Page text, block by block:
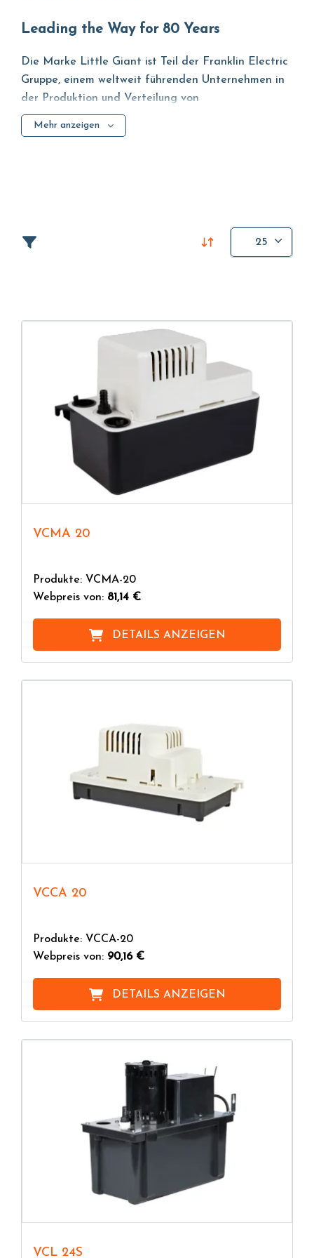
Leading the Way for 80 Years
Die Marke Little Giant ist Teil der Franklin Electric
Gruppe, einem weltweit führenden Unternehmen in
der Produktion und Verteilung von
Flüssigkeitstransportsystemen. Little Giant steht seit
über 80 Jahren für Qualität und Effizienz im
Landwirtschaft
und Solar tätig.
Mehr anzeigen
25
VCMA 20
Produkte: VCMA-20
Webpreis von: 81,14 €
DETAILS ANZEIGEN
VCCA 20
Produkte: VCCA-20
Webpreis von: 90,16 €
DETAILS ANZEIGEN
VCL 24S